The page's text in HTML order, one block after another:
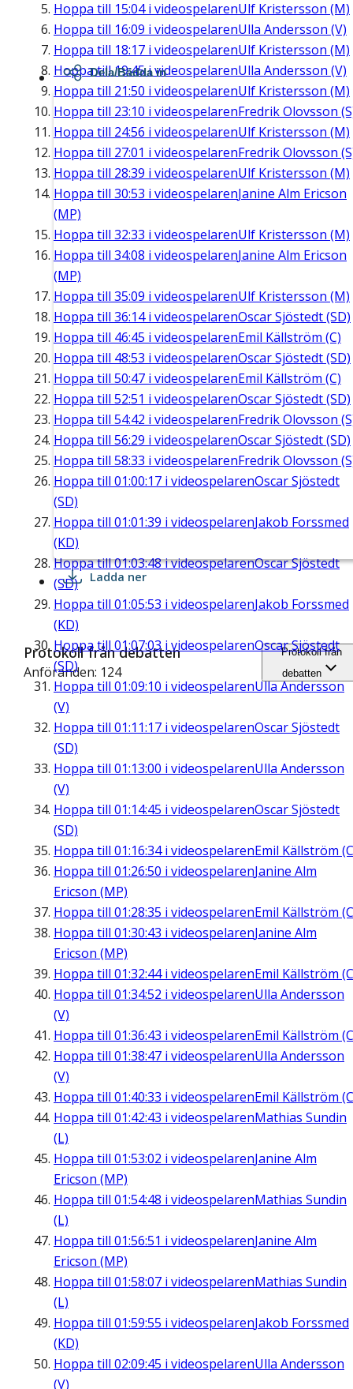
Hoppa till 15:04i videospelarenUlf Kristersson (M)
Hoppa till 16:09 i videospelarenUlla Andersson (V)
Hoppa till 18:17 i videospelarenUlf Kristersson (M)
Hoppa till19:45i videospelarenUlla Andersson (V)
Hoppa till 21:50 i videospelarenUlf Kristersson (M)
Hoppa till 23:10 i videospelarenFredrik Olovsson
Hoppa till 24:56 i videospelarenUlf Kristersson (M)
Hoppa till 27:01 i videospelarenFredrik Olovsson
Hoppa till 28:39 i videospelarenUlf Kristersson (M)
Hoppa till 30:53 i videospelarenJanine Alm Ericson
(MP)
Hoppa till 32:33 i videospelarenUlf Kristersson (M)
Hoppa till 34:08 i videospelarenJanine Alm Ericson
(MP)
Hoppa till 35:09 i videospelarenUlf Kristersson (M)
Hoppa till 36:14i videospelarenOscar Sjöstedt (SD)
Hoppa till 46:45 i videospelarenEmil Källström (C)
Hoppa till 48:53 i videospelarenOscar Sjöstedt (SD)
Hoppa till 50:47 i videospelarenEmil Källström (C)
Hoppa till 52:51 i videospelarenOscar Sjöstedt (SD)
Hoppa till 54:42 i videospelarenFredrik Olovsson
Hoppa till 56:29 i videospelarenOscar Sjöstedt (SD)
Hoppa till 58:33 i videospelarenFredrik Olovsson
Hoppa till 01:00:17 i videospelarenOscar Sjöstedt
(SD)
Hoppa till 01:01:39 i videospelarenJakob Forssmed
(KD)
Hoppa till01:03:48i videospelarenOscar Sjöstedt
(SD)
Hoppa till 01:05:53 i videospelarenJakob Forssmed
(KD)
Hoppa till 01:07:03 i videospelarenOscar Sjöstedt
(SD)
Hoppa till 01:09:10 i videospelarenUlla Andersson
(V)
Hoppa till 01:11:17 i videospelarenOscar Sjöstedt
(SD)
Hoppa till 01:13:00 i videospelarenUlla Andersson
(V)
Hoppa till 01:14:45 i videospelarenOscar Sjöstedt
(SD)
Hoppa till 01:16:34i videospelarenEmil Källström
Hoppa till 01:26:50 i videospelarenJanine Alm
Ericson (MP)
Hoppa till 01:28:35 i videospelarenEmil Källström
Hoppa till 01:30:43 i videospelarenJanine Alm
Ericson (MP)
Hoppa till 01:32:44i videospelarenEmil Källström
Hoppa till 01:34:52 i videospelarenUlla Andersson
(V)
Hoppa till 01:36:43 i videospelarenEmil Källström
Hoppa till 01:38:47 i videospelarenUlla Andersson
(V)
Hoppa till 01:40:33 i videospelarenEmil Källström
Hoppa till 01:42:43 i videospelarenMathias Sundin
(L)
Hoppa till 01:53:02 i videospelarenJanine Alm
Ericson (MP)
Hoppa till 01:54:48 i videospelarenMathias Sundin
(L)
Hoppa till 01:56:51 i videospelarenJanine Alm
Ericson (MP)
Hoppa till 01:58:07 i videospelarenMathias Sundin
(L)
Hoppa till 01:59:55 i videospelarenJakob Forssmed
(KD)
Hoppa till 02:09:45 i videospelarenUlla Andersson
(V)
Dela/Bädda in
Ladda ner
Protokoll från debatten
Anföranden: 124
Protokoll från
debatten